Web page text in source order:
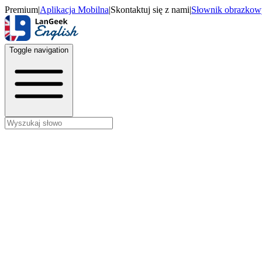
Premium|Aplikacja Mobilna|Skontaktuj się z nami|Słownik
Toggle navigation